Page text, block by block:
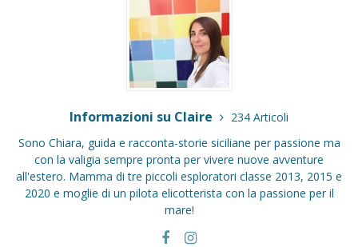
Informazioni su Claire
234 Articoli
Sono Chiara, guida e racconta-storie siciliane per passione ma
con la valigia sempre pronta per vivere nuove avventure
all'estero. Mamma di tre piccoli esploratori classe 2013, 2015 e
2020 e moglie di un pilota elicotterista con la passione per il
mare!